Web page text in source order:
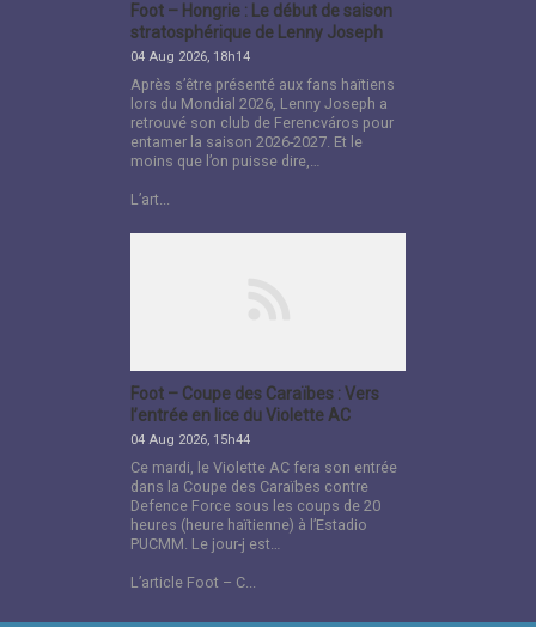
Foot – Hongrie : Le début de saison
stratosphérique de Lenny Joseph
04 Aug 2026, 18h14
Après s’être présenté aux fans haïtiens
lors du Mondial 2026, Lenny Joseph a
retrouvé son club de Ferencváros pour
entamer la saison 2026-2027. Et le
moins que l’on puisse dire,…
L’art...
Foot – Coupe des Caraïbes : Vers
l’entrée en lice du Violette AC
04 Aug 2026, 15h44
Ce mardi, le Violette AC fera son entrée
dans la Coupe des Caraïbes contre
Defence Force sous les coups de 20
heures (heure haïtienne) à l’Estadio
PUCMM. Le jour-j est…
L’article Foot – C...